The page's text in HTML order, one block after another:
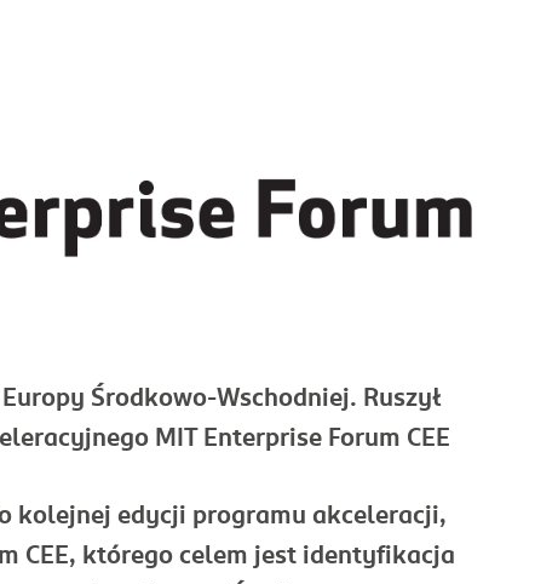
Środkowo-Wschodniej. Ruszył
MIT Enterprise Forum CEE
kolejnej edycji programu akceleracji,
CEE, którego celem jest identyfikacja